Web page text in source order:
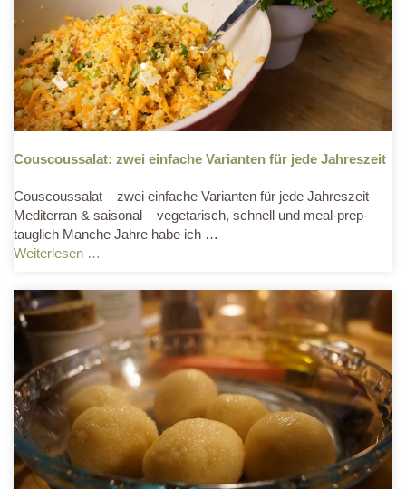
Couscoussalat: zwei einfache Varianten für jede Jahreszeit
Couscoussalat – zwei einfache Varianten für jede Jahreszeit
Mediterran & saisonal – vegetarisch, schnell und meal-prep-
tauglich Manche Jahre habe ich …
Weiterlesen …